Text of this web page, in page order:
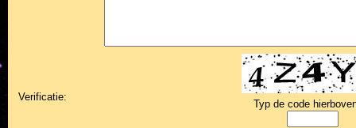
Verificatie:
Typ de code